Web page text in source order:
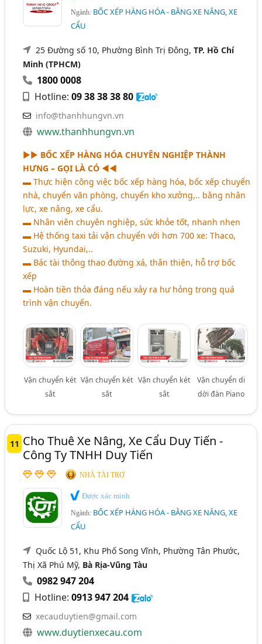
Ngành: BỐC XẾP HÀNG HÓA - BẰNG XE NÂNG, XE
CẨU
25 Đường số 10, Phường Bình Trị Đông,TP. Hồ Chí
Minh (TPHCM)
1800 0008
Hotline:09 38 38 38 80
info@thanhhungvn.vn
www.thanhhungvn.vn
►► BỐC XẾP HÀNG HÓA CHUYÊN NGHIỆP THÀNH
HƯNG – GỌI LÀ CÓ ◄◄
▬ Thực hiện công việc bốc xếp hàng hóa, bốc xếp chuyển
nhà, chuyển văn phòng, chuyển kho xưởng,.. bằng nhân
lực, xe nâng, xe cẩu.
▬ Nhân viên chuyên nghiệp, sức khỏe tốt, nhanh nhẹn
▬ Hệ thống taxi tải vận chuyển với hơn 700 xe: Thaco,
Suzuki, Hyundai,..
▬ Bác tài thông thao đường xá, thân thiện, hỗ trợ bốc
xếp
▬ Hoàn tiền thỏa đáng nếu xảy ra hư hỏng trong quá
trình vận chuyển.
Vận chuyển két
sắt
Vận chuyển két
sắt
Vận chuyển két
sắt
Vận chuyển di
dời đàn Piano
11 Cho Thuê Xe Nâng, Xe Cẩu Duy Tiến -
Công Ty TNHH Duy Tiến
NHÀ TÀI TRỢ
Được xác minh
Ngành: BỐC XẾP HÀNG HÓA - BẰNG XE NÂNG, XE
CẨU
Quốc Lộ 51, Khu Phố Song Vĩnh, Phường Tân Phước,
Thị Xã Phú Mỹ, Bà Rịa-Vũng Tàu
0982 947 204
Hotline:0913 947 204
xecauduytien@gmail.com
www.duytienxecau.com